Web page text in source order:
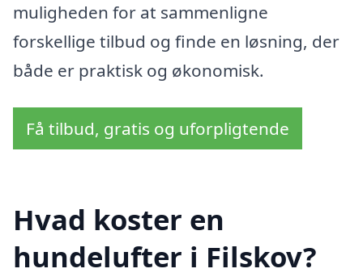
muligheden for at sammenligne
forskellige tilbud og finde en løsning, der
både er praktisk og økonomisk.
Få tilbud, gratis og uforpligtende
Hvad koster en
hundelufter i Filskov?